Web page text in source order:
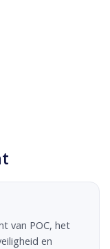
van POC, het
en